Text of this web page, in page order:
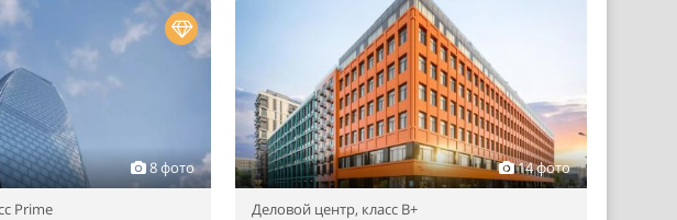
8 фото
Prime
14 фото
Деловой центр, класс B+